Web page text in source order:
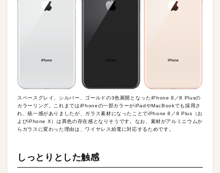
スペースグレイ、シルバー、ゴールドの3色展開となったiPhone 8／8 Plusの
カラーリング。これまではiPhoneの一部カラーがiPadやMacBookでも採用さ
れ、統一感がありましたが、ガラス素材になったことでiPhone 8／8 Plus（お
よびiPhone X）は異色の存在感となりそうです。なお、素材がアルミニウムか
らガラスに変わった理由は、ワイヤレス給電に対応するためです。
しっとりとした触感